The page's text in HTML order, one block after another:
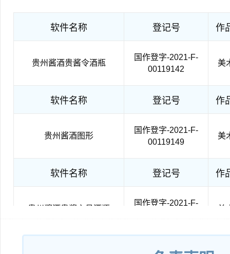
软件名称 登记号 作
贵州酱酒贵酱令酒瓶
国作登字-2021-F-
00119142
美
软件名称 登记号 作
贵州酱酒图形
国作登字-2021-F-
00119149
美
软件名称 登记号 作
贵州酱酒贵酱六号酒瓶
国作登字-2021-F-
美